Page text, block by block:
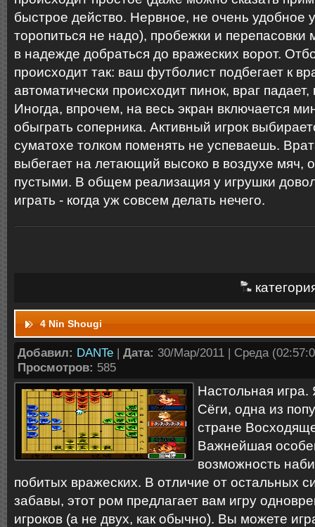
быстрое действо. Нервное, не очень удобное
торопиться не надо), пробежки и
в надежде добраться до вражеских ворот.
происходит так: ваш футболист подбегает к
автоматически происходит пинок, враг
Иногда, впрочем, на весь экран включается
обыграть соперника. Активный игрок
суматохе толком поменять не успеваешь.
выбегает на летающий высоко в воздухе мяч,
пустыми. В общем реализация у игрушки
играть - когда уж совсем делать нечего.
4 Nin Shougi
Добавил: DANTe | Дата: 30/Мар/2011 | Среда
Просмотров: 585
Настольная
Сёги, одна из
стране
Важнейшая
возможность
побитых вражеских. В отличие от остальных
забавы, этот ром предлагает вам игру
игроков (а не двух, как обычно). Вы можете